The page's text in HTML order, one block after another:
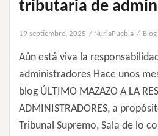
tributaria de
19 septiembre, 2025 NuriaPuebla Blog
Aún está viva la
administradores Hace unos
blog ÚLTIMO MAZAZO A LA
ADMINISTRADORES, a
Tribunal Supremo, Sala de lo